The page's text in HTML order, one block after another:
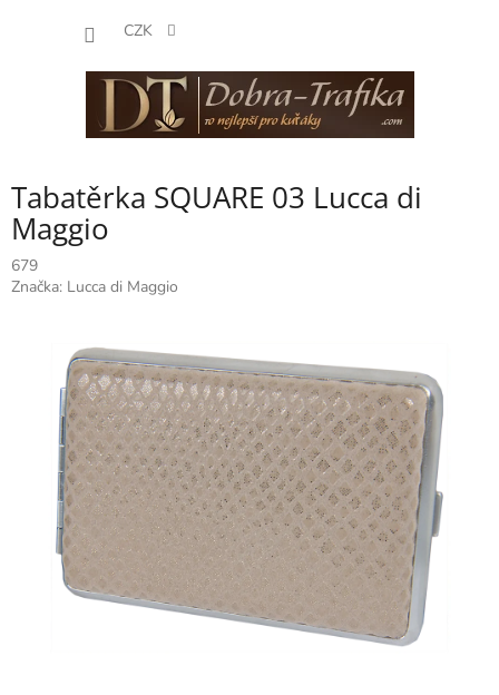
CZK
Tabatěrka SQUARE 03 Lucca di
Maggio
679
Značka: Lucca di Maggio